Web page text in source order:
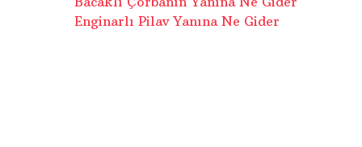
Enginarlı Pilav Yanına Ne Gider